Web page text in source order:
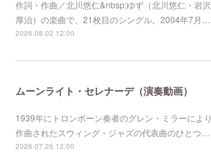
作詞・作曲／北川悠仁&nbsp;ゆず（北川悠仁・岩沢
厚治）の楽曲で、21枚目のシングル。2004年7月…
2026.08.02 12:00
ムーンライト・セレナーデ（演奏動画）
1939年にトロンボーン奏者のグレン・ミラーにより
作曲されたスウィング・ジャズの代表曲のひとつ…
2026.07.26 12:00